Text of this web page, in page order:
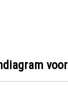
voor